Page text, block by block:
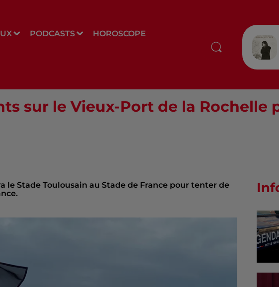
PODCASTS HOROSCOPE
sur le Vieux-Port de la Rochelle
le Stade Toulousain au Stade de France pour tenter de